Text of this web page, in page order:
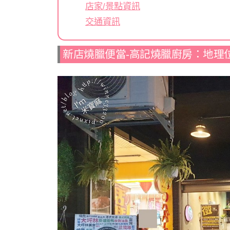
店家/景點資訊
交通資訊
新店燒臘便當-高記燒臘廚房：地理